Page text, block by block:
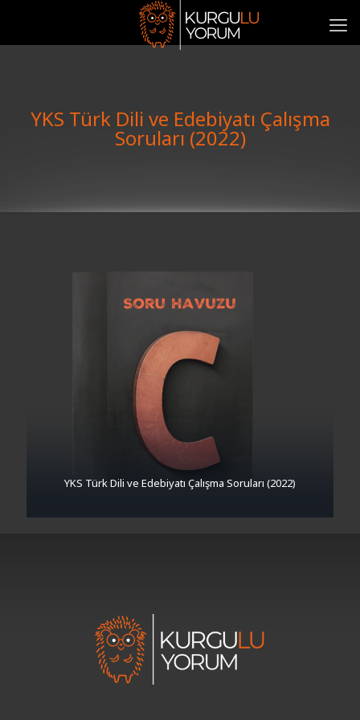
YKS Türk Dili ve Edebiyatı Çalışma
Soruları (2022)
YKS Türk Dili ve Edebiyatı Çalışma Soruları (2022)